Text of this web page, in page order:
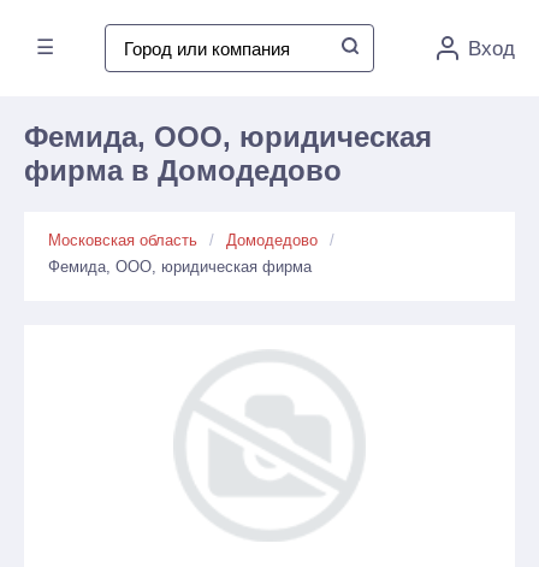
☰ Вход
Фемида, ООО, юридическая
фирма в Домодедово
Московская область
Домодедово
Фемида, ООО, юридическая фирма